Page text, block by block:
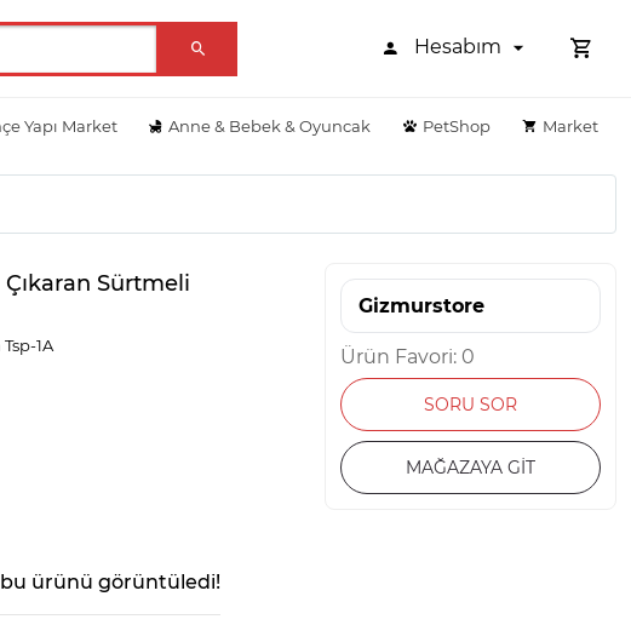
Hesabım
Yapı Market Anne & Bebek & Oyuncak PetShop Market
Sürtmeli
1A
Gizmurstore
Ürün Favori: 0
SORU SOR
MAĞAZAYA GİT
ürünü görüntüledi!